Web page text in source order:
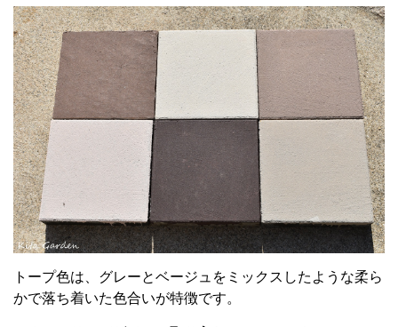
トープ色は、グレーとベージュをミックスしたような柔ら
かで落ち着いた色合いが特徴です。